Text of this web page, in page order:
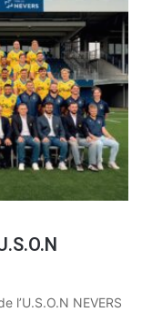
l’U.S.O.N NEVERS